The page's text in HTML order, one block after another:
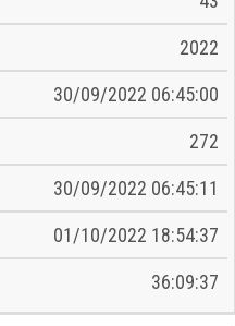
2022
30/09/2022 06:45:00
272
30/09/2022 06:45:11
01/10/2022 18:54:37
36:09:37